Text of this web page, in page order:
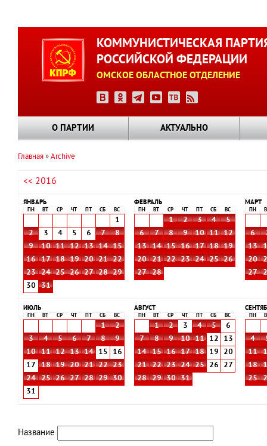
КОММУНИСТИЧЕСКАЯ
РОССИЙСКОЙ ФЕДЕРАЦИИ
ОМСКОЕ ОБЛАСТНОЕ ОТДЕЛЕНИЕ
О ПАРТИИ АКТУАЛЬНО
навигации
Главная Archive
<< 2016
ЯНВАРЬ
ПН ВТ СР ЧТ СБ ВС
1
2
3 4 5 6 7
8
9
10 11 12 13 14
15
16
17 18 19 20 21
22
23
24 25 26 27 28
29
30
31
ФЕВРАЛЬ
ПН ВТ СР ЧТ СБ ВС
1 2 3 4
5
6
7 8 9 10 11
12
13
14 15 16 17 18
19
20
21 22 23 24 25
26
27
28
МАРТ
ПН
6
13
20
27
ИЮЛЬ
ПН ВТ СР ЧТ СБ ВС
1
2
3
4 5 6 7 8
9
10
11 12 13 14 15
16
17
18 19 20 21 22
23
24
25 26 27 28 29
30
31
АВГУСТ
ПН ВТ СР ЧТ СБ ВС
1 2 3 4 5
6
7
8 9 10 11 12
13
14
15 16 17 18 19
20
21
22 23 24 25 26
27
28
29 30 31
ПН
4
11
18
25
Название